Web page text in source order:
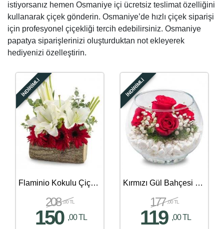
istiyorsanız hemen Osmaniye içi ücretsiz teslimat özelliğini
kullanarak çiçek gönderin. Osmaniye’de hızlı çiçek siparişi
için profesyonel çiçekliği tercih edebilirsiniz. Osmaniye
papatya siparişlerinizi oluşturduktan not ekleyerek
hediyenizi özelleştirin.
İNDİRİMLİ
Flaminio Kokulu Çiçek Aranjmanı
208 ,00 TL
150 ,00 TL
İNDİRİMLİ
Kırmızı Gül Bahçesi 5 Adet
177 ,00 TL
119 ,00 TL